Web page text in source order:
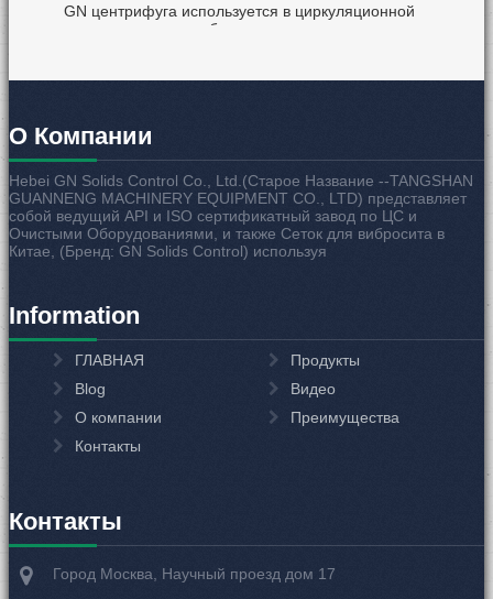
GN центрифуга используется в циркуляционной
системе по очистке бурового растовра, в системе по
буровыми компаниями и сервисными компаниями
Вертикальный осушитель
осушитель. GN вертикальный осушитель под действием
центробежной силы обработает буровые отходы на
углеводородной и синтетической основе. И его
основные вращающиеся детали через проверку
уравновешивания, чтобы уменьшить вибрацию и шум.
плотности материала, под действием центробежной
О Компании
Hebei GN Solids Control Co., Ltd.(Старое Название --TANGSHAN
GUANNENG MACHINERY EQUIPMENT CO., LTD) представляет
собой ведущий API и ISO сертификатный завод по ЦС и
Очистыми Оборудованиями, и также Сеток для вибросита в
Китае, (Бренд: GN Solids Control) используя
Information
ГЛАВНАЯ
Продукты
Blog
Видео
О компании
Преимущества
Контакты
Контакты
Город Москва, Научный проезд дом 17